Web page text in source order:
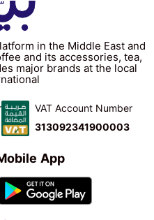
in the Middle East and
and its accessories, tea,
major brands at the local
VAT Account Number
313092341900003
App